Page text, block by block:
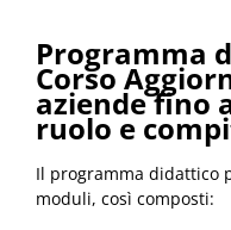
Programma
Corso
aziende fino
ruolo e
Il programma didattico
moduli, così composti: